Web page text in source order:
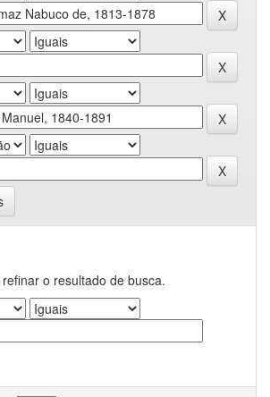
o resultado de busca.